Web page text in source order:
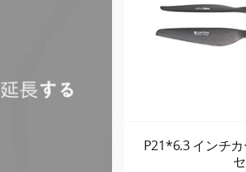
P21*6.3 インチ